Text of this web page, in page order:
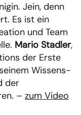
Jein, denn
Es ist ein
und Team
Mario Stadler,
der Erste
Wissens-
der
– zum Video